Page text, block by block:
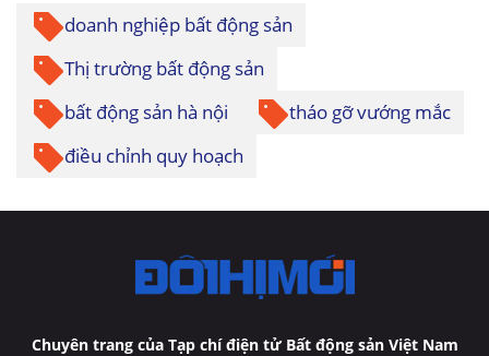
doanh nghiệp bất động sản
Thị trường bất động sản
bất động sản hà nội
tháo gỡ vướng mắc
điều chỉnh quy hoạch
Chuyên trang của Tạp chí điện tử Bất động sản Việt Nam